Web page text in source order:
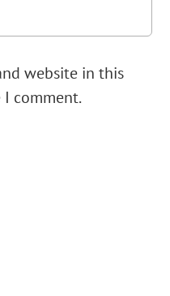
website in this
comment.